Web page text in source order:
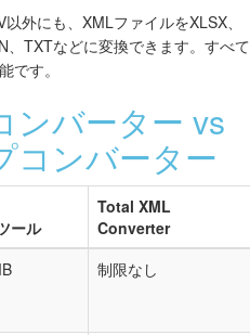
以外にも、XMLファイルをXLSX、
、TXTなどに変換できます。すべて
です。
ンバーター vs
コンバーター
ール
Total XML
Converter
制限なし